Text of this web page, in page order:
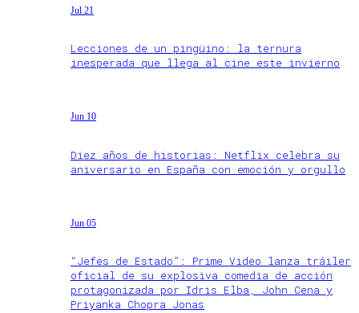
Jul 21
Lecciones de un pingüino: la ternura
inesperada que llega al cine este invierno
Jun 10
Diez años de historias: Netflix celebra su
aniversario en España con emoción y orgullo
Jun 05
“Jefes de Estado”: Prime Video lanza tráiler
oficial de su explosiva comedia de acción
protagonizada por Idris Elba, John Cena y
Priyanka Chopra Jonas